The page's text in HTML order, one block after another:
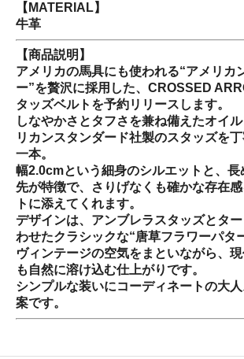
【MATERIAL】
牛革
【商品説明】
アメリカの馬具にも使われる“アメリカ
ー”を贅沢に採用した、CROSSED
タッズベルトを予約リリースします。
しなやかさとタフさを兼ね備えたオイ
リカンスタンダード社製のスタッズを
一本。
幅2.0cmという細身のシルエットと、長
先が特徴で、さりげなくも確かな存在
トに添えてくれます。
デザインは、アンブレラスタッズとタ
わせたクラシックな“唐草フラワーパタ
ヴィンテージの空気をまといながら、
も自然に溶け込む仕上がりです。
シンプルな装いにコーディネートの大
案です。